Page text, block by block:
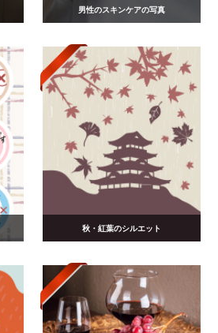
男性のスキンケアの写真
秋・紅葉のシルエット